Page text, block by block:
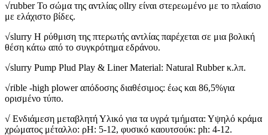
√rubber Το σώμα της αντλίας ollry είναι στερεωμένο με το πλαίσιο
με ελάχιστο βίδες.
√slurry Η ρύθμιση της πτερωτής αντλίας παρέχεται σε μια βολική
θέση κάτω από το συγκρότημα εδράνου.
√slurry Pump Plud Play & Liner Material: Natural Rubber κ.λπ.
√rible -high plower απόδοσης διαθέσιμος: έως και 86,5%για
ορισμένο τύπο.
√ Ενδιάμεση μεταβλητή Υλικό για τα υγρά τμήματα: Υψηλό κράμα
χρώματος μέταλλο: ρΗ: 5-12, φυσικό καουτσούκ: ph: 4-12.